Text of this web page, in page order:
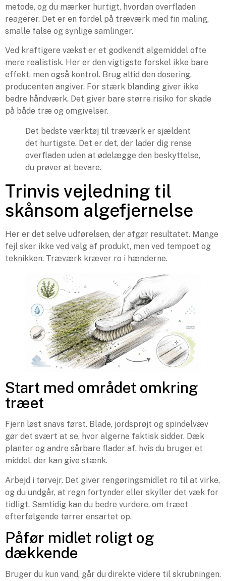
metode, og du mærker hurtigt, hvordan overfladen
reagerer. Det er en fordel på træværk med fin maling,
smalle false og synlige samlinger.
Ved kraftigere vækst er et godkendt algemiddel ofte
mere realistisk. Her er den vigtigste forskel ikke bare
effekt, men også kontrol. Brug altid den dosering,
producenten angiver. For stærk blanding giver ikke
bedre håndværk. Det giver bare større risiko for skade
på både træ og omgivelser.
Det bedste værktøj til træværk er sjældent
det hurtigste. Det er det, der lader dig rense
overfladen uden at ødelægge den beskyttelse,
du prøver at bevare.
Trinvis vejledning til
skånsom algefjernelse
Her er det selve udførelsen, der afgør resultatet. Mange
fejl sker ikke ved valg af produkt, men ved tempoet og
teknikken. Træværk kræver ro i hænderne.
Start med området omkring
træet
Fjern løst snavs først. Blade, jordsprøjt og spindelvæv
gør det svært at se, hvor algerne faktisk sidder. Dæk
planter og andre sårbare flader af, hvis du bruger et
middel, der kan give stænk.
Arbejd i tørvejr. Det giver rengøringsmidlet ro til at virke,
og du undgår, at regn fortynder eller skyller det væk for
tidligt. Samtidig kan du bedre vurdere, om træet
efterfølgende tørrer ensartet op.
Påfør midlet roligt og
dækkende
Bruger du kun vand, går du direkte videre til skrubningen.